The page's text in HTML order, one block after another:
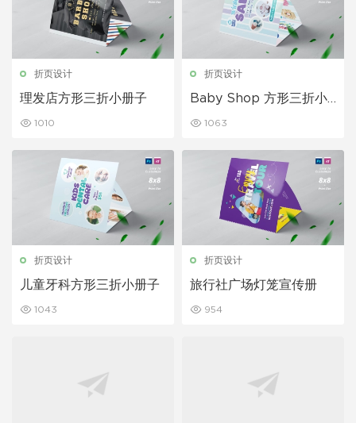
折页设计
理发店方形三折小册子
1010
折页设计
Baby Shop 方形三折小
1063
折页设计
儿童牙科方形三折小册子
1043
折页设计
旅行社广场灯笼宣传册
954